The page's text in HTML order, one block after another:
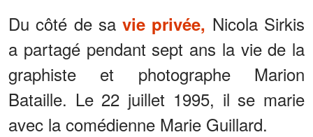
Du côté de savie privée, Nicola Sirkis
a partagé pendant sept ans la vie de la
graphiste et photographe Marion
Bataille. Le 22 juillet 1995, il se marie
avec la comédienne Marie Guillard.